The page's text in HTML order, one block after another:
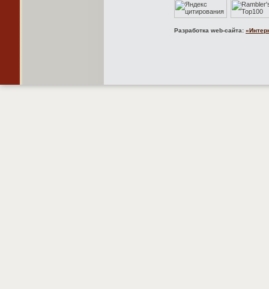
Разработка web-сайта: